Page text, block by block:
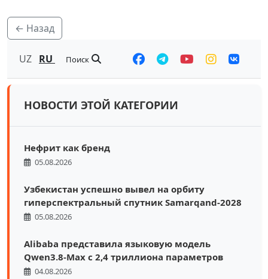
← Назад
UZ RU Поиск
НОВОСТИ ЭТОЙ КАТЕГОРИИ
Нефрит как бренд
05.08.2026
Узбекистан успешно вывел на орбиту
гиперспектральный спутник Samarqand-2028
05.08.2026
Alibaba представила языковую модель
Qwen3.8-Max с 2,4 триллиона параметров
04.08.2026